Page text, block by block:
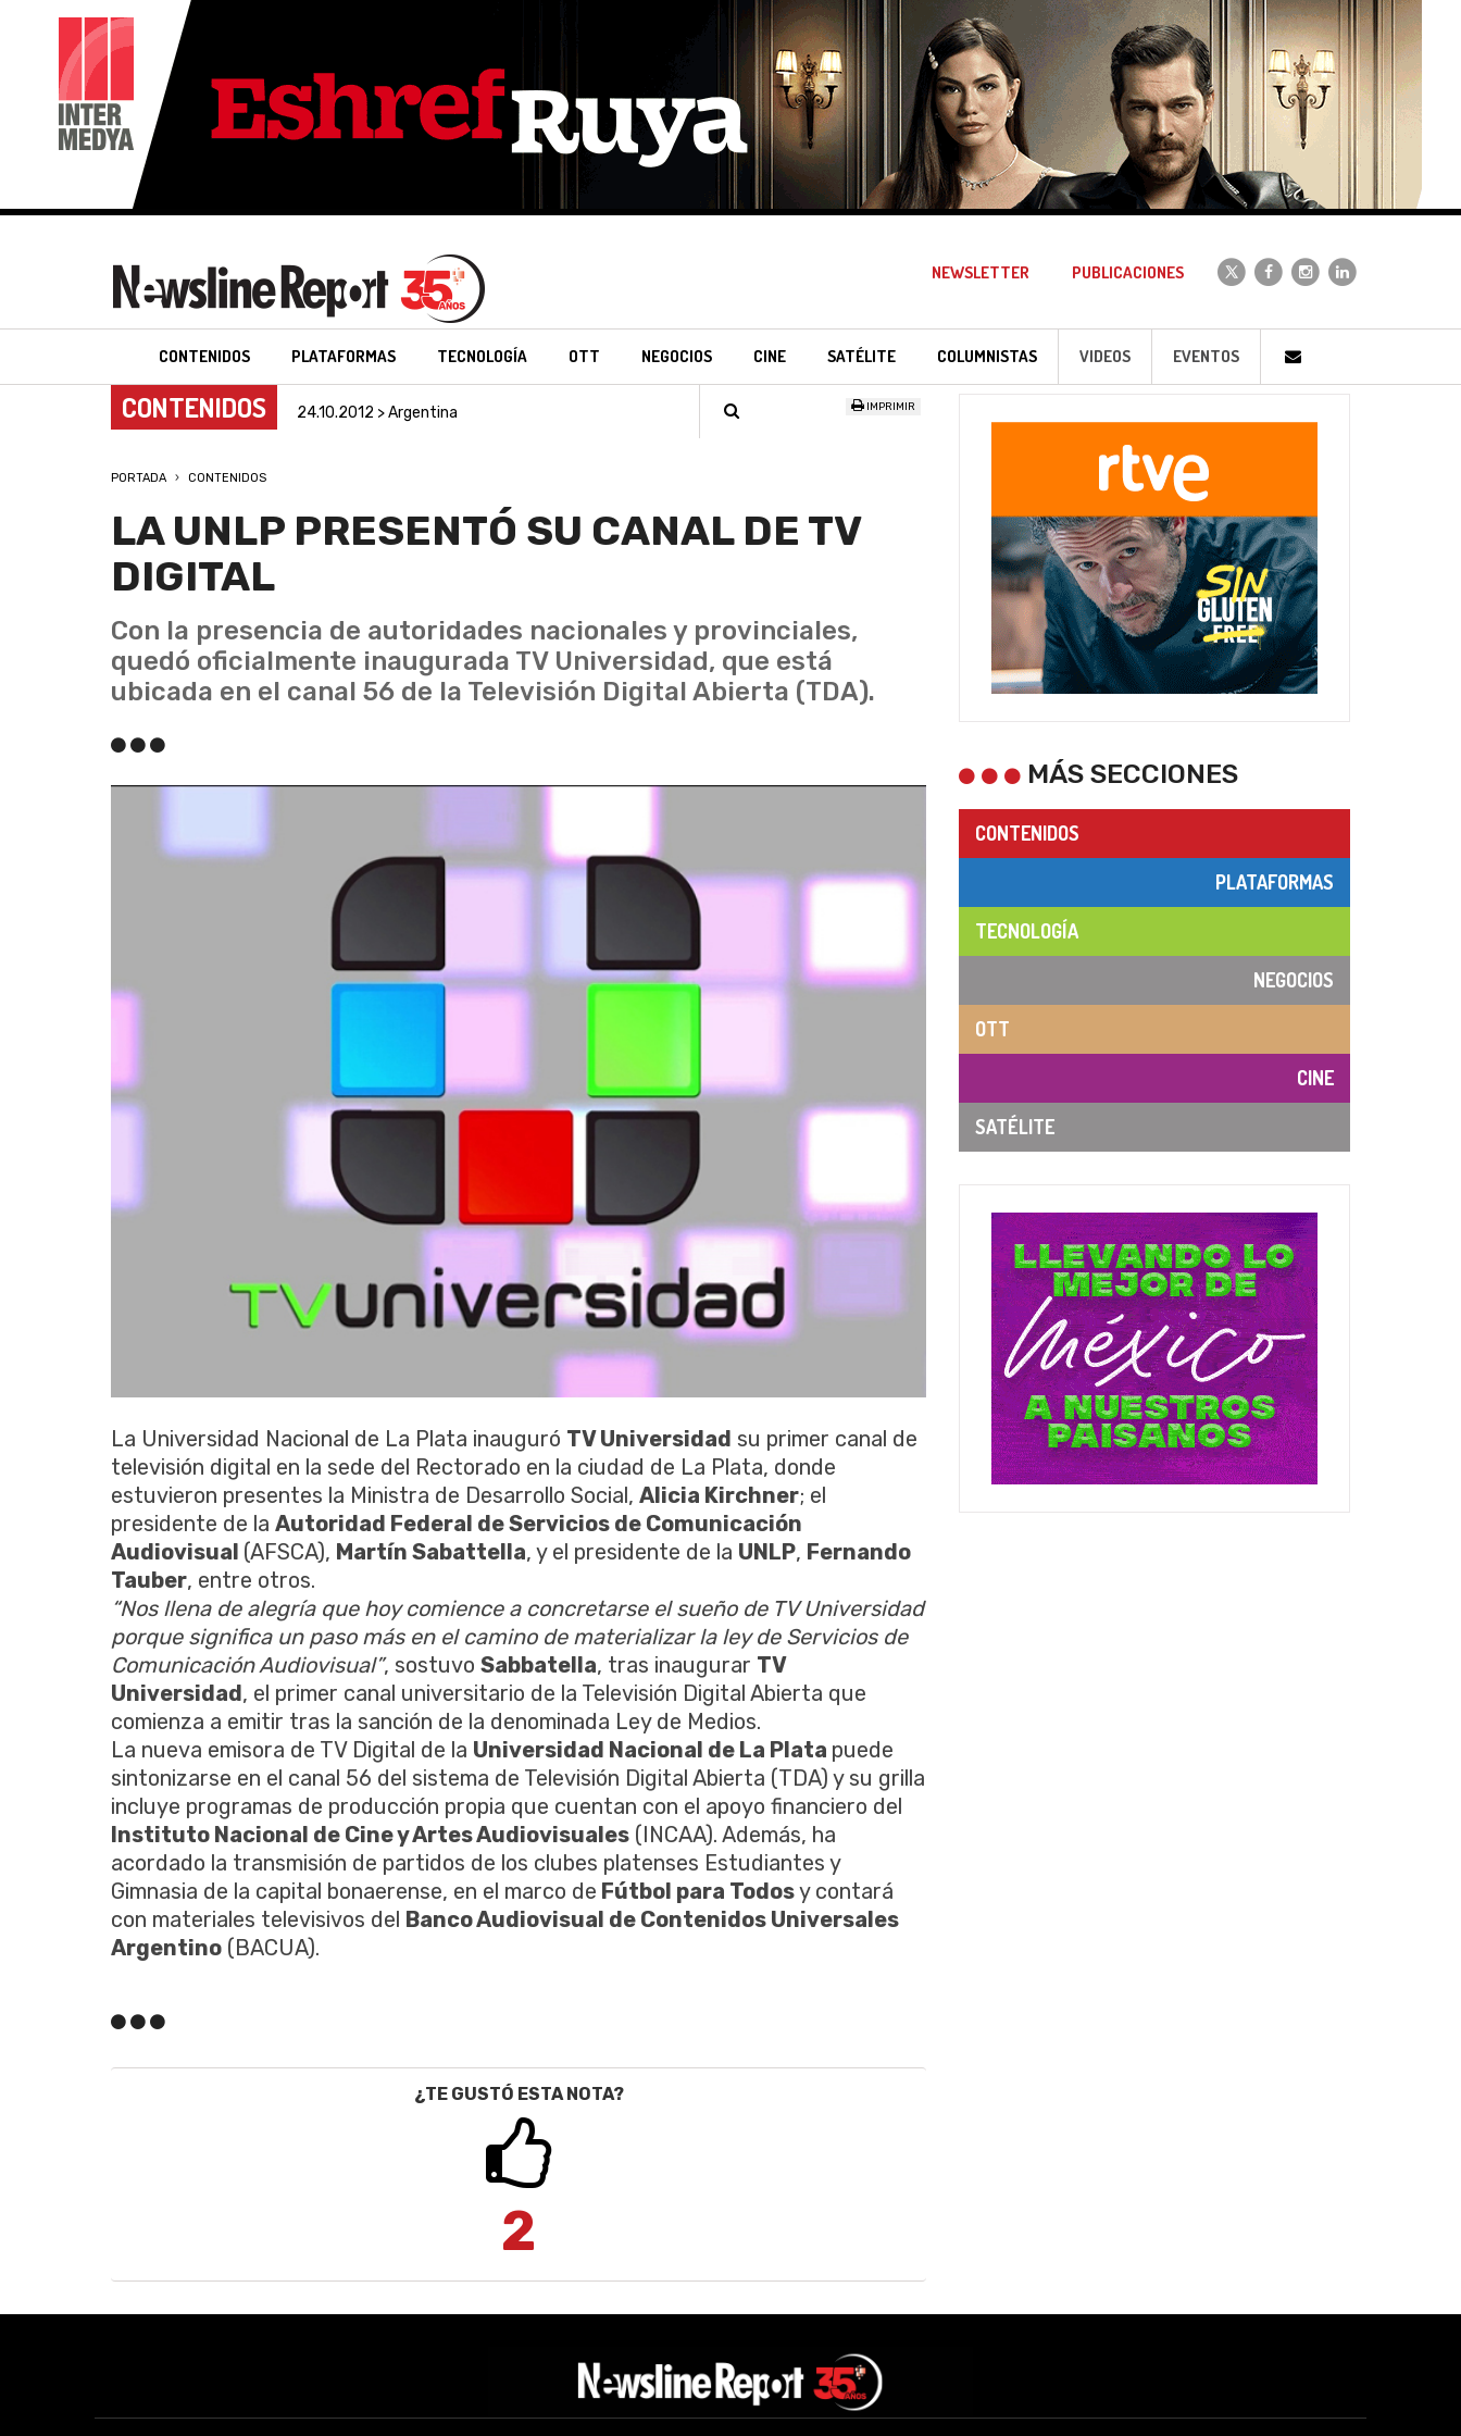
NEWSLETTER PUBLICACIONES
CONTENIDOS PLATAFORMAS TECNOLOGÍA OTT NEGOCIOS CINE SATÉLITE COLUMNISTAS VIDEOS EVENTOS
CONTENIDOS 24.10.2012 > Argentina IMPRIMIR
PORTADA CONTENIDOS
LA UNLP PRESENTÓ SU CANAL DE TV
DIGITAL
Con la presencia de autoridades nacionales y provinciales,
quedó oficialmente inaugurada TV Universidad, que está
ubicada en el canal 56 de la Televisión Digital Abierta (TDA).
La Universidad Nacional de La Plata inauguró TV Universidad su primer canal de
televisión digital en la sede del Rectorado en la ciudad de La Plata, donde
estuvieron presentes la Ministra de Desarrollo Social, Alicia Kirchner; el
presidente de la Autoridad Federal de Servicios de Comunicación
Audiovisual (AFSCA), Martín Sabattella, y el presidente de la UNLP, Fernando
Tauber, entre otros.
“Nos llena de alegría que hoy comience a concretarse el sueño de TV Universidad
porque significa un paso más en el camino de materializar la ley de Servicios de
Comunicación Audiovisual”, sostuvo Sabbatella, tras inaugurar TV
Universidad, el primer canal universitario de la Televisión Digital Abierta que
comienza a emitir tras la sanción de la denominada Ley de Medios.
La nueva emisora de TV Digital de la Universidad Nacional de La Plata puede
sintonizarse en el canal 56 del sistema de Televisión Digital Abierta (TDA) y su grilla
incluye programas de producción propia que cuentan con el apoyo financiero del
Instituto Nacional de Cine y Artes Audiovisuales (INCAA). Además, ha
acordado la transmisión de partidos de los clubes platenses Estudiantes y
Gimnasia de la capital bonaerense, en el marco de Fútbol para Todosy contará
con materiales televisivos del Banco Audiovisual de Contenidos Universales
Argentino (BACUA).
¿TE GUSTÓ ESTA NOTA?
2
MÁS SECCIONES
CONTENIDOS
PLATAFORMAS
TECNOLOGÍA
NEGOCIOS
OTT
CINE
SATÉLITE